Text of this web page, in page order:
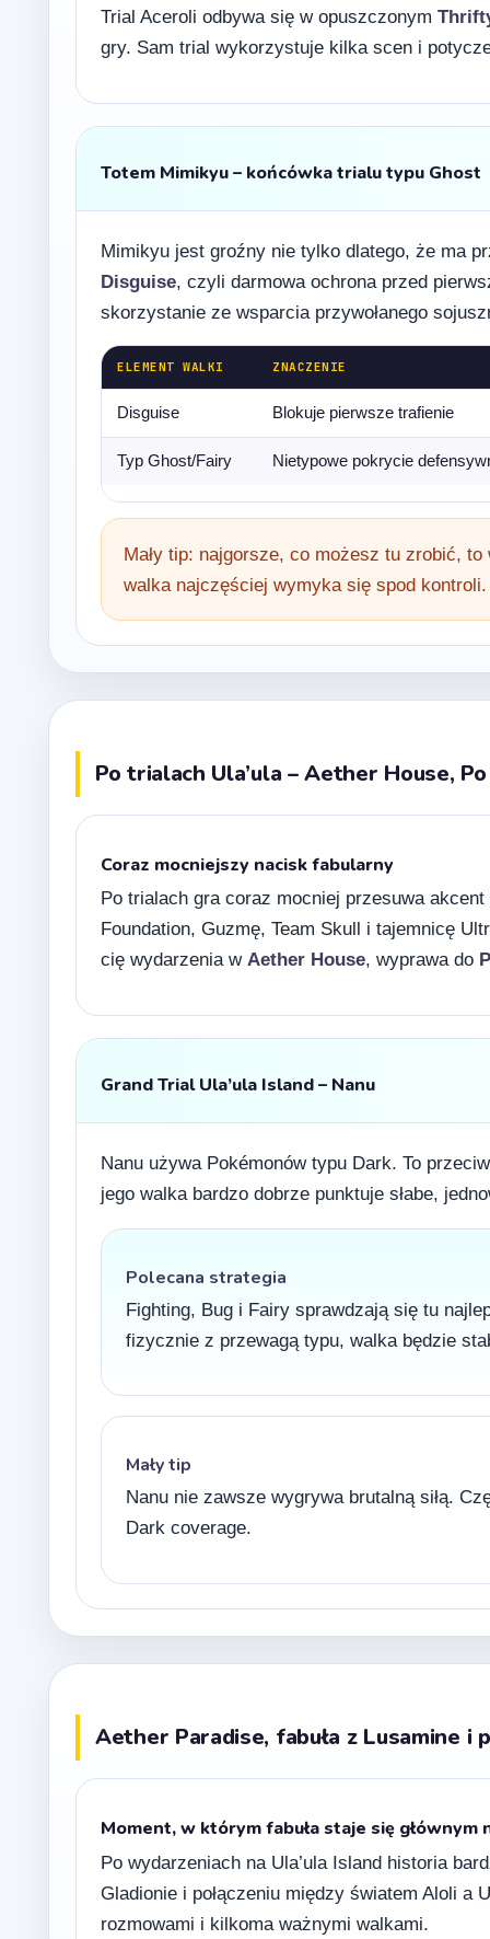
Trial Aceroli odbywa się w opuszczonym
gry. Sam trial wykorzystuje kilka scen i
Totem Mimikyu – końcówka trialu typu Ghost
Mimikyu jest groźny nie tylko dlatego, że ma
Disguise, czyli darmowa ochrona przed
skorzystanie ze wsparcia przywołanego
ELEMENT WALKI ZNACZENIE
Disguise Blokuje pierwsze trafienie
Typ Ghost/Fairy Nietypowe pokrycie
Mały tip: najgorsze, co możesz tu zrobić,
walka najczęściej wymyka się spod kontroli.
Po trialach Ula’ula – Aether House,
Coraz mocniejszy nacisk fabularny
Po trialach gra coraz mocniej przesuwa
Foundation, Guzmę, Team Skull i tajemnicę
cię wydarzenia w Aether House, wyprawa do
Grand Trial Ula’ula Island – Nanu
Nanu używa Pokémonów typu Dark. To
jego walka bardzo dobrze punktuje słabe,
Polecana strategia
Fighting, Bug i Fairy sprawdzają się tu
fizycznie z przewagą typu, walka będzie
Mały tip
Nanu nie zawsze wygrywa brutalną siłą.
Dark coverage.
Aether Paradise, fabuła z Lusamine i
Moment, w którym fabuła staje się głównym
Po wydarzeniach na Ula’ula Island historia
Gladionie i połączeniu między światem Aloli a
rozmowami i kilkoma ważnymi walkami.